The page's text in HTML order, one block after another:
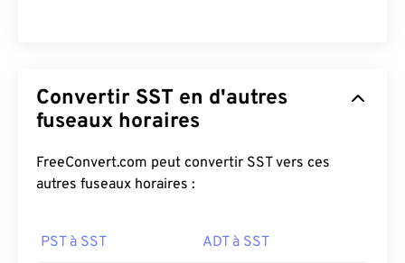
Convertir SST en d'autres
fuseaux horaires
FreeConvert.com peut convertir SST vers ces
autres fuseaux horaires :
PST à SST ADT à SST